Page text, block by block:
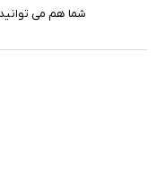
شما هم می